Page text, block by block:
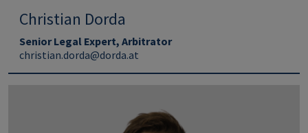
Christian Dorda
Senior Legal Expert, Arbitrator
christian.dorda@dorda.at